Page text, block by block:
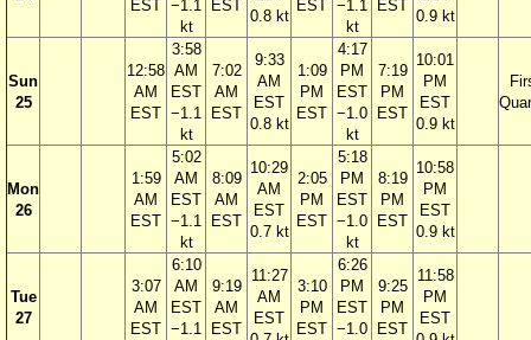
EST −1.1
kt
EST
0.8 kt
EST −1.1
kt
EST
0.9 kt
Sun
25
12:58
AM
EST
3:58
AM
EST
−1.1
kt
7:02
AM
EST
9:33
AM
EST
0.8 kt
1:09
PM
EST
4:17
PM
EST
−1.0
kt
7:19
PM
EST
10:01
PM
EST
0.9 kt
Mon
26
1:59
AM
EST
5:02
AM
EST
−1.1
kt
8:09
AM
EST
10:29
AM
EST
0.7 kt
2:05
PM
EST
5:18
PM
EST
−1.0
kt
8:19
PM
EST
10:58
PM
EST
0.9 kt
Tue
27
3:07
AM
EST
6:10
AM
EST
−1.1
9:19
AM
EST
11:27
AM
EST
3:10
PM
EST
6:26
PM
EST
−1.0
9:25
PM
EST
11:58
PM
EST